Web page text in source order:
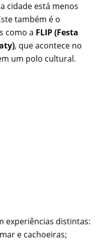
cidade está menos
também é o
como a FLIP (Festa
, que acontece no
um polo cultural.
experiências distintas:
e cachoeiras;